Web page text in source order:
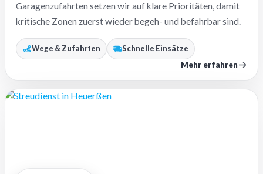
Garagenzufahrten setzen wir auf klare Prioritäten, damit
kritische Zonen zuerst wieder begeh- und befahrbar sind.
Wege & Zufahrten Schnelle Einsätze
Mehr erfahren